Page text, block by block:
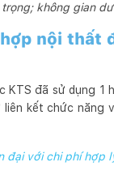
không gian
nội thất
đã sử dụng 1
kết chức năng
đại với chi phí hợp